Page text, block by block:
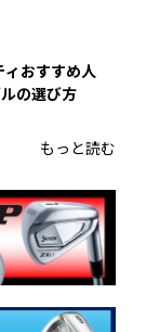
ィおすすめ人
の選び方
もっと読む